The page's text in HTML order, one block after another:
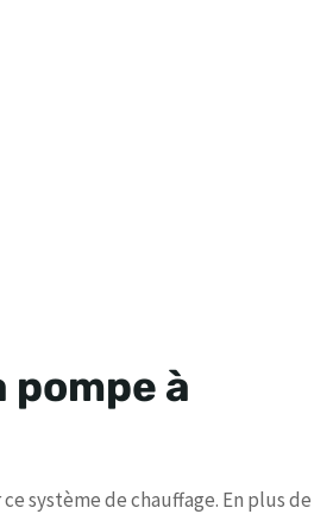
pompe à
système de chauffage. En plus de